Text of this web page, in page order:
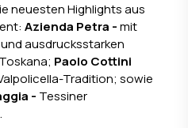
neuesten Highlights aus
Azienda Petra -mit
ausdrucksstarken
Paolo Cottini
Tradition; sowie
- Tessiner